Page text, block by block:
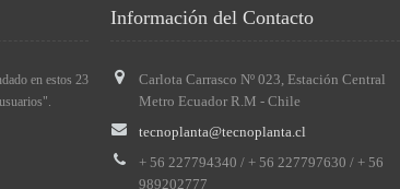
en estos 23
Información del Contacto
Carlota Carrasco Nº 023, Estación Central
Metro Ecuador R.M - Chile
tecnoplanta@tecnoplanta.cl
+ 56 227794340 / + 56 227797630 / + 56
989202777